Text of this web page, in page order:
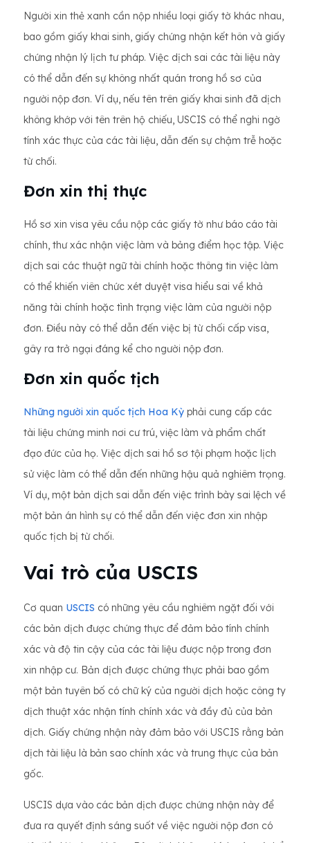
Người xin thẻ xanh cần nộp nhiều loại giấy tờ khác nhau,
bao gồm giấy khai sinh, giấy chứng nhận kết hôn và giấy
chứng nhận lý lịch tư pháp. Việc dịch sai các tài liệu này
có thể dẫn đến sự không nhất quán trong hồ sơ của
người nộp đơn. Ví dụ, nếu tên trên giấy khai sinh đã dịch
không khớp với tên trên hộ chiếu, USCIS có thể nghi ngờ
tính xác thực của các tài liệu, dẫn đến sự chậm trễ hoặc
từ chối.
Đơn xin thị thực
Hồ sơ xin visa yêu cầu nộp các giấy tờ như báo cáo tài
chính, thư xác nhận việc làm và bảng điểm học tập. Việc
dịch sai các thuật ngữ tài chính hoặc thông tin việc làm
có thể khiến viên chức xét duyệt visa hiểu sai về khả
năng tài chính hoặc tình trạng việc làm của người nộp
đơn. Điều này có thể dẫn đến việc bị từ chối cấp visa,
gây ra trở ngại đáng kể cho người nộp đơn.
Đơn xin quốc tịch
Những người xin quốc tịch Hoa Kỳ phải cung cấp các
tài liệu chứng minh nơi cư trú, việc làm và phẩm chất
đạo đức của họ. Việc dịch sai hồ sơ tội phạm hoặc lịch
sử việc làm có thể dẫn đến những hậu quả nghiêm trọng.
Ví dụ, một bản dịch sai dẫn đến việc trình bày sai lệch về
một bản án hình sự có thể dẫn đến việc đơn xin nhập
quốc tịch bị từ chối.
Vai trò của USCIS
Cơ quan USCIS có những yêu cầu nghiêm ngặt đối với
các bản dịch được chứng thực để đảm bảo tính chính
xác và độ tin cậy của các tài liệu được nộp trong đơn
xin nhập cư. Bản dịch được chứng thực phải bao gồm
một bản tuyên bố có chữ ký của người dịch hoặc công ty
dịch thuật xác nhận tính chính xác và đầy đủ của bản
dịch. Giấy chứng nhận này đảm bảo với USCIS rằng bản
dịch tài liệu là bản sao chính xác và trung thực của bản
gốc.
USCIS dựa vào các bản dịch được chứng nhận này để
đưa ra quyết định sáng suốt về việc người nộp đơn có